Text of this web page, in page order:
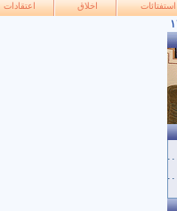
استفتائات اخلاق اعتقادات